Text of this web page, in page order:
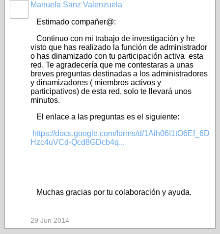
Manuela Sanz Valenzuela
Estimado compañer@:
Continuo con mi trabajo de investigación y he
visto que has realizado la función de administrador
o has dinamizado con tu participación activa esta
red. Te agradecería que me contestaras a unas
breves preguntas destinadas a los administradores
y dinamizadores ( miembros activos y
participativos) de esta red, solo te llevará unos
minutos.
El enlace a las preguntas es el siguiente:
https://docs.google.com/forms/d/1Aih06I1tO6Ef_6D
Hzc4uVCd-Qcd8GDcb4q...
Muchas gracias por tu colaboración y ayuda.
29 Jun 2014